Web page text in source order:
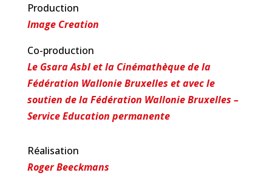
Production
Image Creation
Co-production
Le Gsara Asbl et la Cinémathèque de la
Fédération Wallonie Bruxelles et avec le
soutien de la Fédération Wallonie Bruxelles –
Service Education permanente
Réalisation
Roger Beeckmans